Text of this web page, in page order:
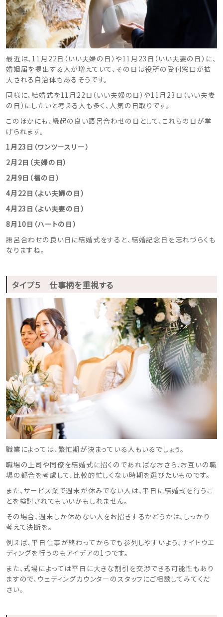
ドレスブランド
フォトウエディング
神社結婚式 お問い合わせ
最近は、11月22日（いい夫婦の日）や11月23日（いい夫妻の日）に、
婚姻届を提出する人が増えていて、その日は役所の受付窓口が拡
大される自治体もあるそうです。
同様に、結婚式を11月22日（いい夫婦の日）や11月23日（いい夫妻
の日）にしたいと考える人も多く、人気の日取りです。
このほかにも、縁起の良い語呂合わせの日として、これらの日が挙
げられます。
1月23日（ワンツースリー）
2月2日（夫婦の日）
2月9日（福の日）
4月22日（よい夫婦の日）
4月23日（よい夫妻の日）
8月10日（ハートの日）
語呂合わせの良い日に結婚式をすると、結婚記念日を忘れづらくも
なりますね。
タイプ５ 仕事柄を重視する
職業によっては、繁忙期が決まっている人もいるでしょう。
職場の上司や同僚を結婚式に招くのであればなおさら、お互いの職
場の都合を考慮して、比較的忙しくない時期を選びたいものです。
また、サービス業で週末が休みでない人は、平日に結婚式を行うこ
とを検討されてもいいかもしれません。
その場合、週末しか休めない人をお招きするかどうかは、しっかり
考えて決断を。
例えば、平日仕事が終わってからでも参列しやすいよう、ナイトウエ
ディングを行うのもアイデアの1つです。
また、式場によっては平日に大きな割引を交渉できる可能性もあり
ますので、ウェディングカウンターのスタッフにご相談してみてくだ
さい。